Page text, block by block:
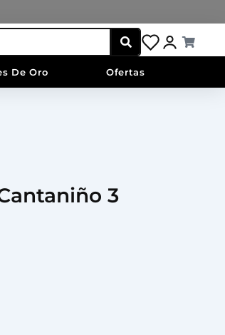
De Oro Ofertas
Cart
3
3